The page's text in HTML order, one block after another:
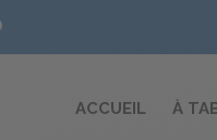
ACCUEIL À